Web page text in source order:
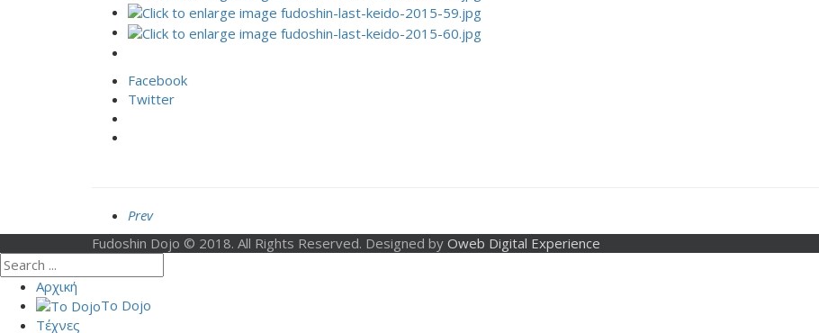
Facebook
Twitter
Prev
Fudoshin Dojo © 2018. All Rights Reserved. Designed by Oweb Digital Experience
Αρχική
Το Dojo
Τέχνες